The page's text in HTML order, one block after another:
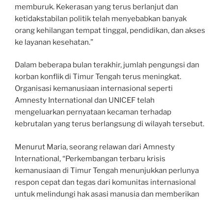
memburuk. Kekerasan yang terus berlanjut dan
ketidakstabilan politik telah menyebabkan banyak
orang kehilangan tempat tinggal, pendidikan, dan akses
ke layanan kesehatan.”
Dalam beberapa bulan terakhir, jumlah pengungsi dan
korban konflik di Timur Tengah terus meningkat.
Organisasi kemanusiaan internasional seperti
Amnesty International dan UNICEF telah
mengeluarkan pernyataan kecaman terhadap
kebrutalan yang terus berlangsung di wilayah tersebut.
Menurut Maria, seorang relawan dari Amnesty
International, “Perkembangan terbaru krisis
kemanusiaan di Timur Tengah menunjukkan perlunya
respon cepat dan tegas dari komunitas internasional
untuk melindungi hak asasi manusia dan memberikan